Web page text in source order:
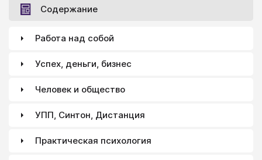
Содержание
Работа над собой
Успех, деньги, бизнес
Человек и общество
УПП, Синтон, Дистанция
Практическая психология